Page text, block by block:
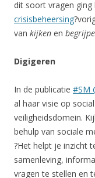
dit soort vragen ging
crisisbeheersing
van kijken en
Digigeren
In de publicatie #SM
al haar visie op
veiligheidsdomein.
behulp van sociale
?Het helpt je inzicht
samenleving,
vragen te stellen en